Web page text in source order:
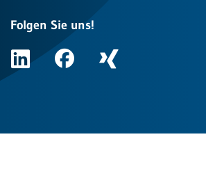
Folgen Sie uns!